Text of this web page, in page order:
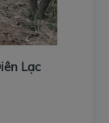
Lạc